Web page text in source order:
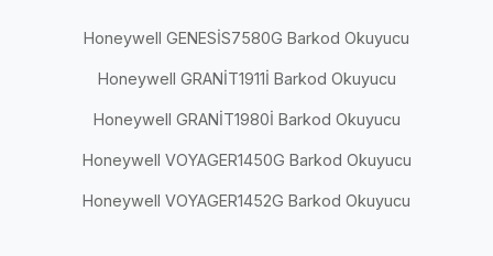
Honeywell GENESİS7580G Barkod Okuyucu
Honeywell GRANİT1911İ Barkod Okuyucu
Honeywell GRANİT1980İ Barkod Okuyucu
Honeywell VOYAGER1450G Barkod Okuyucu
Honeywell VOYAGER1452G Barkod Okuyucu